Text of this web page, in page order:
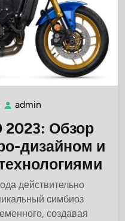
24.03.2026
admin
2023: Обзор
дизайном и
действительно
симбиоз
создавая